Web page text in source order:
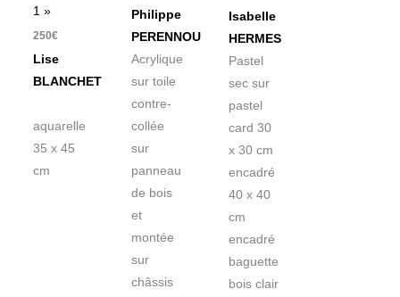
1 »
250€
Lise
BLANCHET
aquarelle
35 x 45
cm
Philippe
PERENNOU
Acrylique
sur toile
contre-
collée
sur
panneau
de bois
et
montée
sur
châssis
Isabelle
HERMES
Pastel
sec sur
pastel
card 30
x 30 cm
encadré
40 x 40
cm
encadré
baguette
bois clair